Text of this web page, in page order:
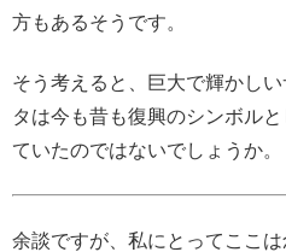
方もあるそうです。
そう考えると、巨大で輝かし
タは今も昔も復興のシンボル
ていたのではないでしょうか。
余談ですが、私にとってここは